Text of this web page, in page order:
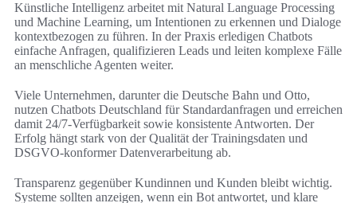
Künstliche Intelligenz arbeitet mit Natural Language Processing
und Machine Learning, um Intentionen zu erkennen und Dialoge
kontextbezogen zu führen. In der Praxis erledigen Chatbots
einfache Anfragen, qualifizieren Leads und leiten komplexe Fälle
an menschliche Agenten weiter.
Viele Unternehmen, darunter die Deutsche Bahn und Otto,
nutzen Chatbots Deutschland für Standardanfragen und erreichen
damit 24/7-Verfügbarkeit sowie konsistente Antworten. Der
Erfolg hängt stark von der Qualität der Trainingsdaten und
DSGVO-konformer Datenverarbeitung ab.
Transparenz gegenüber Kundinnen und Kunden bleibt wichtig.
Systeme sollten anzeigen, wenn ein Bot antwortet, und klare